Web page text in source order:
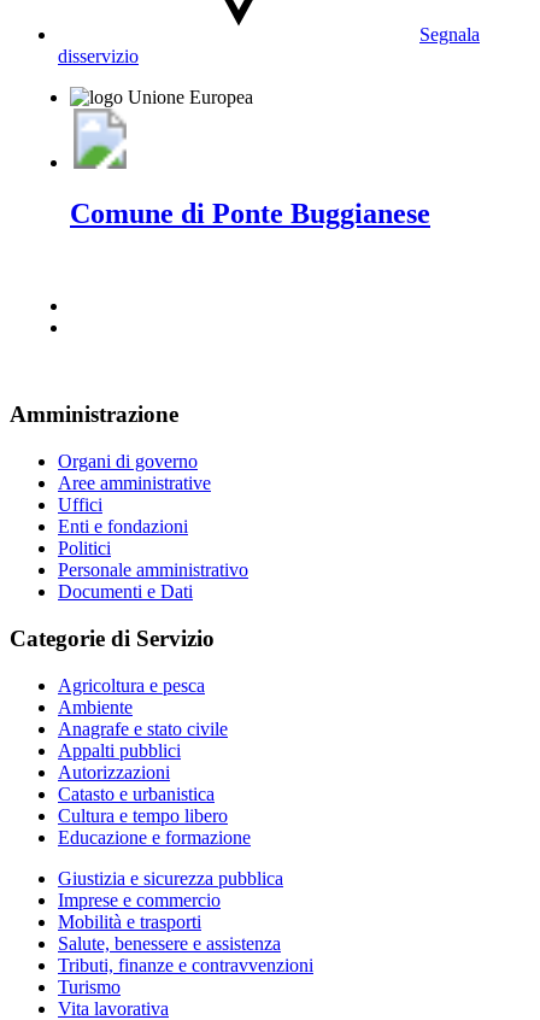
Segnala
disservizio
Comune di Ponte Buggianese
Amministrazione
Organi di governo
Aree amministrative
Uffici
Enti e fondazioni
Politici
Personale amministrativo
Documenti e Dati
Categorie di Servizio
Agricoltura e pesca
Ambiente
Anagrafe e stato civile
Appalti pubblici
Autorizzazioni
Catasto e urbanistica
Cultura e tempo libero
Educazione e formazione
Giustizia e sicurezza pubblica
Imprese e commercio
Mobilità e trasporti
Salute, benessere e assistenza
Tributi, finanze e contravvenzioni
Turismo
Vita lavorativa